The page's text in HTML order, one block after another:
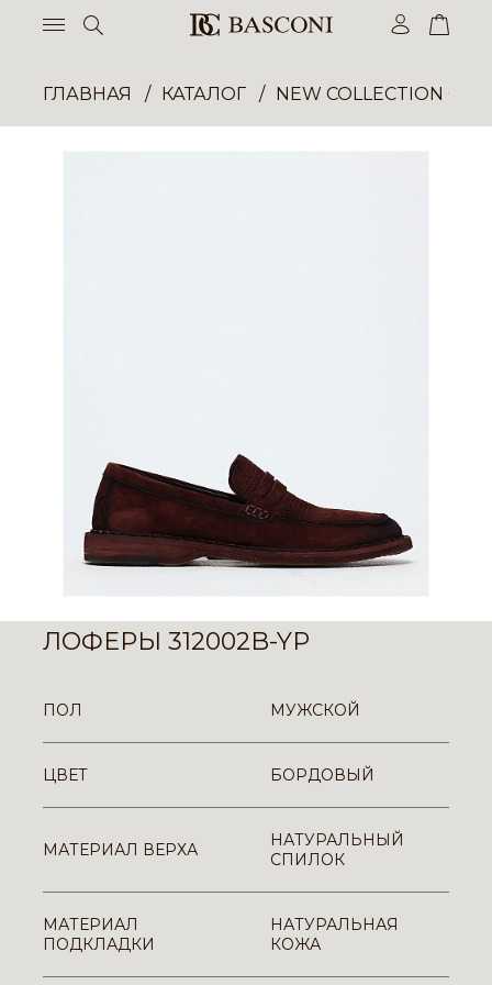
ГЛАВНАЯ КАТАЛОГ NEW COLLECTION
ЛОФЕРЫ 312002B-YP
ПОЛ МУЖСКОЙ
ЦВЕТ БОРДОВЫЙ
МАТЕРИАЛ ВЕРХА
НАТУРАЛЬНЫЙ
СПИЛОК
МАТЕРИАЛ
ПОДКЛАДКИ
НАТУРАЛЬНАЯ
КОЖА